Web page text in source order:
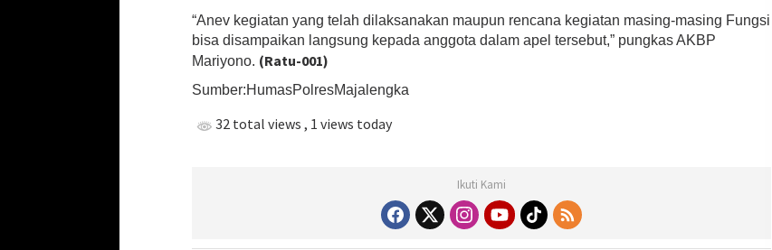
“Anev kegiatan yang telah dilaksanakan maupun rencana kegiatan masing-masing Fungsi
bisa disampaikan langsung kepada anggota dalam apel tersebut,” pungkas AKBP
Mariyono. (Ratu-001)
Sumber:HumasPolresMajalengka
32 total views , 1 views today
Ikuti Kami